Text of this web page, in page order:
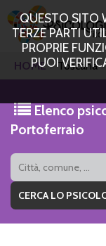
QUESTO SITO
TERZE PARTI
PROPRIE
PUOI
HOME Toscana
Elenco
Portoferraio